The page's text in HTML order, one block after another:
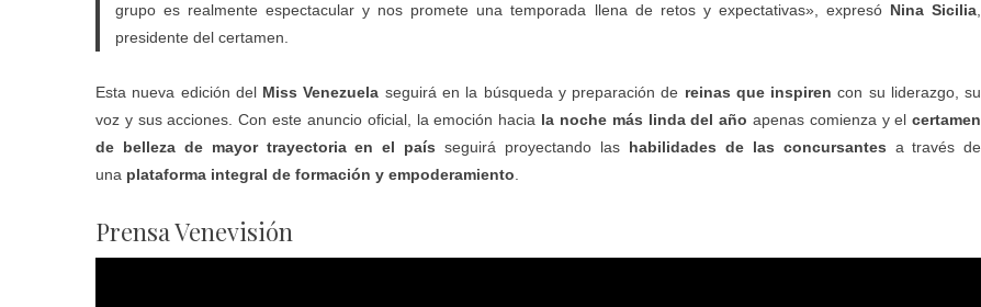
grupo es realmente espectacular y nos promete una temporada llena de retos y expectativas», expresó Nina Sicilia,
presidente del certamen.
Esta nueva edición del Miss Venezuela seguirá en la búsqueda y preparación de reinas que inspiren con su liderazgo, su
voz y sus acciones. Con este anuncio oficial, la emoción hacia la noche más linda del año apenas comienza y elcertamen
de belleza de mayor trayectoria en el país seguirá proyectando las habilidades de las concursantes a través de
una plataforma integral de formación y empoderamiento.
Prensa Venevisión